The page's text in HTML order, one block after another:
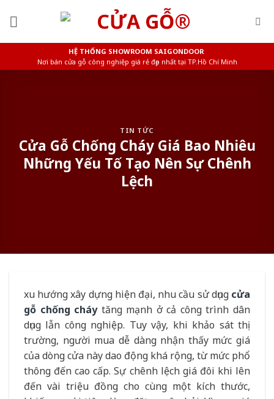
HỆ THỐNG SHOWROOM SAIGONDOOR
Nơi bán cửa gỗ công nghiệp giá rẻ đẹp nhất tại TP.Hồ Chí Minh
TIN TỨC
Cửa Gỗ Chống Cháy Giá Bao Nhiêu
Những Yếu Tố Tạo Nên Sự Chênh
Lệch
xu hướng xây dựng hiện đại, nhu cầu sử dụng cửa
gỗ chống cháytăng mạnh ở cả công trình dân
dụng lẫn công nghiệp. Tuy vậy, khi khảo sát thị
trường, người mua dễ dàng nhận thấy mức giá
của dòng cửa này dao động khá rộng, từ mức phổ
thông đến cao cấp. Sự chênh lệch giá đôi khi lên
đến vài triệu đồng cho cùng một kích thước,